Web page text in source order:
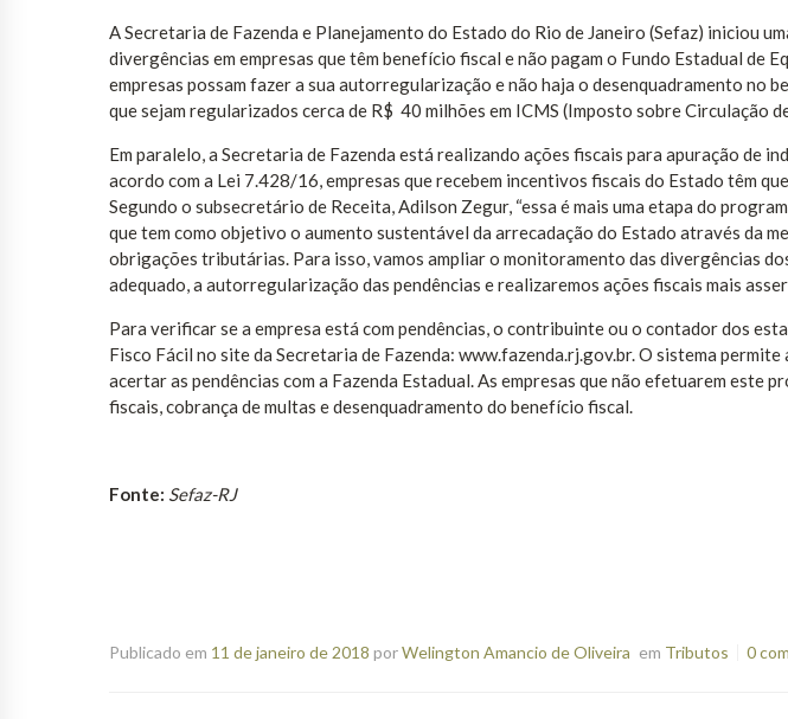
A Secretaria de Fazenda e Planejamento do Estado do Rio de Janeiro (Sefaz) iniciou
divergências em empresas que têm benefício fiscal e não pagam o Fundo Estadual de
empresas possam fazer a sua autorregularização e não haja o desenquadramento no
que sejam regularizados cerca de R$ 40 milhões em ICMS (Imposto sobre Circulação
Em paralelo, a Secretaria de Fazenda está realizando ações fiscais para apuração de
acordo com a Lei 7.428/16, empresas que recebem incentivos fiscais do Estado têm
Segundo o subsecretário de Receita, Adilson Zegur, “essa é mais uma etapa do
que tem como objetivo o aumento sustentável da arrecadação do Estado através da
obrigações tributárias. Para isso, vamos ampliar o monitoramento das divergências
adequado, a autorregularização das pendências e realizaremos ações fiscais mais
Para verificar se a empresa está com pendências, o contribuinte ou o contador dos
Fisco Fácil no site da Secretaria de Fazenda: www.fazenda.rj.gov.br. O sistema
acertar as pendências com a Fazenda Estadual. As empresas que não efetuarem este
fiscais, cobrança de multas e desenquadramento do benefício fiscal.
Fonte: Sefaz-RJ
Publicado em 11 de janeiro de 2018 porWelington Amancio de Oliveira em Tributos 0